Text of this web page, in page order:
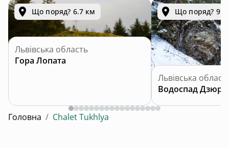
Що поряд? 6.7 км
Львівська область
Гора Лопата
Що поряд? 9.9
Львівська
Водоспад
Головна / Chalet Tukhlya